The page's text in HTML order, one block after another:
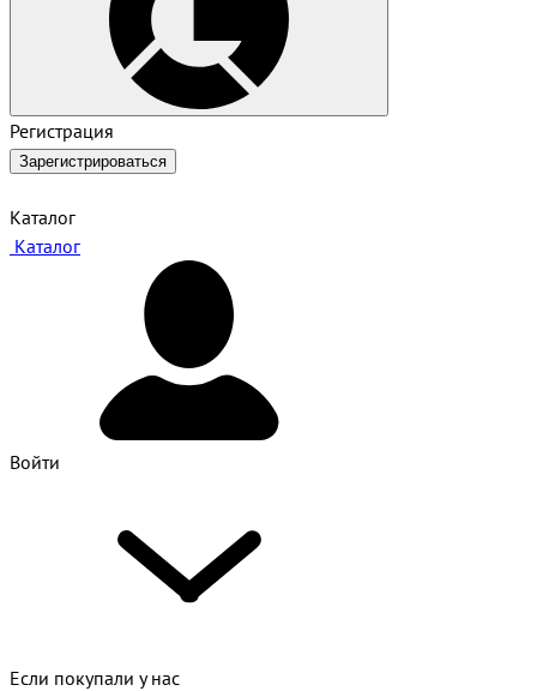
Регистрация
Зарегистрироваться
Каталог
Каталог
Войти
Если покупали у нас